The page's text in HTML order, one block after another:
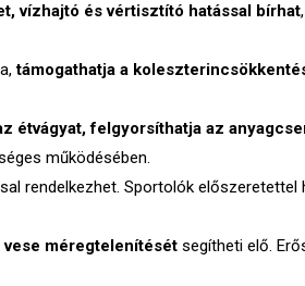
vízhajtó és vértisztító hatással bírhat
támogathatja a
étvágyat, felgyorsíthatja az
működésében.
rendelkezhet. Sportolók előszeretettel
vese méregtelenítését segítheti elő.